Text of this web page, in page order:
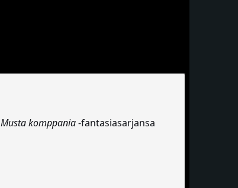
Musta komppania-fantasiasarjansa